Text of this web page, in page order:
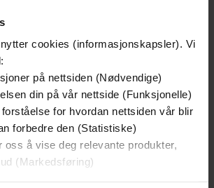
cookies (informasjonskapsler). Vi
på nettsiden (Nødvendige)
din på vår nettside (Funksjonelle)
for hvordan nettsiden vår blir
forbedre den (Statistiske)
oss å vise deg relevante produkter,
(Markedsføring)
Utskudd
Jørn Lier Horst